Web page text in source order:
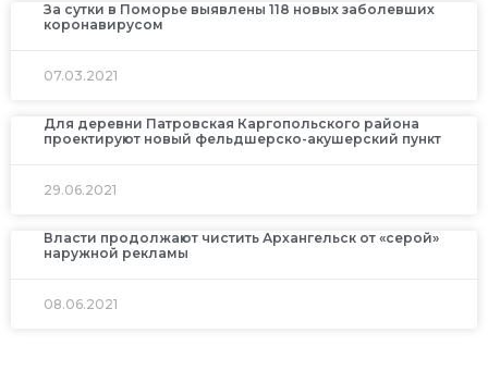
За сутки в Поморье выявлены 118 новых заболевших
коронавирусом
07.03.2021
Для деревни Патровская Каргопольского района
проектируют новый фельдшерско-акушерский пункт
29.06.2021
Власти продолжают чистить Архангельск от «серой»
наружной рекламы
08.06.2021